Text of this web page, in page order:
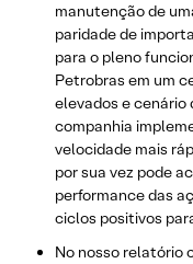
manutenção de
paridade de
para o pleno
Petrobras em um
elevados e cenário
companhia
velocidade mais
por sua vez pode
performance das
ciclos positivos
No nosso relatório